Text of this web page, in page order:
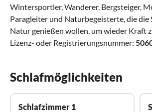
Wintersportler, Wanderer, Bergsteiger,
Paragleiter und Naturbegeisterte, die die
Natur genießen wollen, um wieder Kraft
Lizenz- oder Registrierungsnummer:
Schlafmöglichkeiten
Schlafzimmer 1